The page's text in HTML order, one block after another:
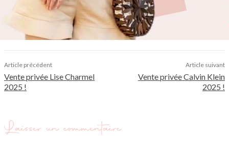
Article précédent
Vente privée Lise Charmel
2025 !
Article suivant
Vente privée Calvin Klein
2025 !
Laisser un commentaire